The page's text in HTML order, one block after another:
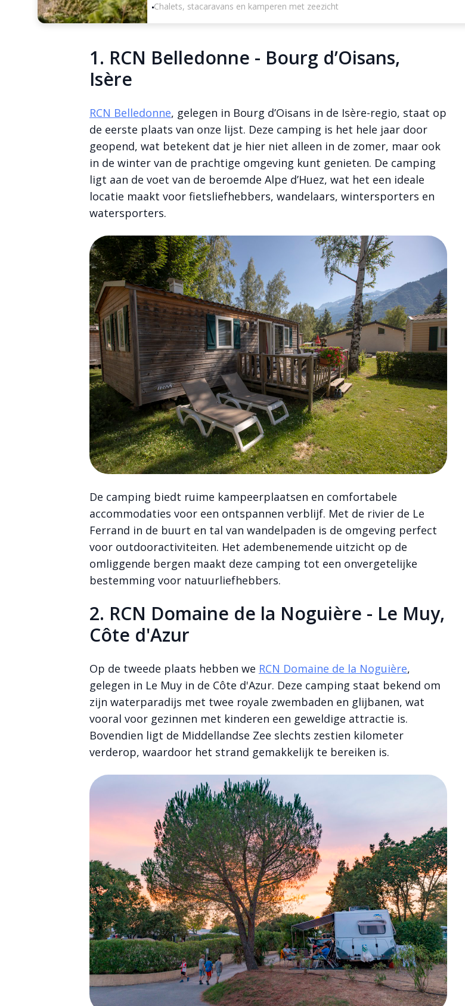
Chalets, stacaravans en kamperen met zeezicht
1. RCN Belledonne - Bourg d’Oisans,
Isère
RCN Belledonne, gelegen in Bourg d’Oisans in de Isère-regio, staat op
de eerste plaats van onze lijst. Deze camping is het hele jaar door
geopend, wat betekent dat je hier niet alleen in de zomer, maar ook
in de winter van de prachtige omgeving kunt genieten. De camping
ligt aan de voet van de beroemde Alpe d’Huez, wat het een ideale
locatie maakt voor fietsliefhebbers, wandelaars, wintersporters en
watersporters.
De camping biedt ruime kampeerplaatsen en comfortabele
accommodaties voor een ontspannen verblijf. Met de rivier de Le
Ferrand in de buurt en tal van wandelpaden is de omgeving perfect
voor outdooractiviteiten. Het adembenemende uitzicht op de
omliggende bergen maakt deze camping tot een onvergetelijke
bestemming voor natuurliefhebbers.
2. RCN Domaine de la Noguière - Le Muy,
Côte d'Azur
Op de tweede plaats hebben we RCN Domaine de la Noguière,
gelegen in Le Muy in de Côte d'Azur. Deze camping staat bekend om
zijn waterparadijs met twee royale zwembaden en glijbanen, wat
vooral voor gezinnen met kinderen een geweldige attractie is.
Bovendien ligt de Middellandse Zee slechts zestien kilometer
verderop, waardoor het strand gemakkelijk te bereiken is.